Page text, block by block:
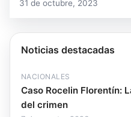
31 de octubre, 2023
Noticias destacadas
NACIONALES
Caso Rocelin Florentín:
del crimen